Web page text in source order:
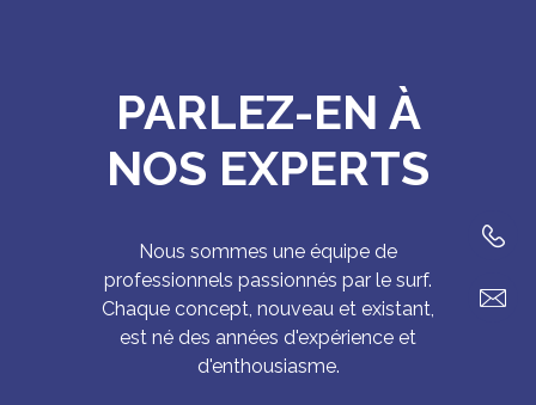
PARLEZ-EN À
NOS EXPERTS
Nous sommes une équipe de
professionnels passionnés par le surf.
Chaque concept, nouveau et existant,
est né des années d'expérience et
d'enthousiasme.